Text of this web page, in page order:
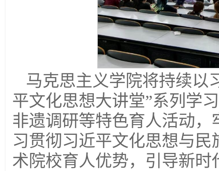
马克思主义学院将持续以
平文化思想大讲堂”系列学
非遗调研等特色育人活动
习贯彻习近平文化思想与
术院校育人优势，引导新